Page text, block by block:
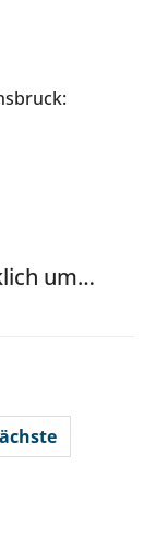
um…